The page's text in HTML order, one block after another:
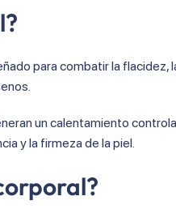
para combatir la flacidez,
un calentamiento
y la firmeza de la piel.